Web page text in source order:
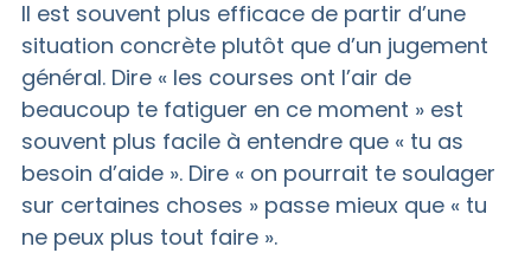
Il est souvent plus efficace de partir d’une
situation concrète plutôt que d’un jugement
général. Dire « les courses ont l’air de
beaucoup te fatiguer en ce moment » est
souvent plus facile à entendre que « tu as
besoin d’aide ». Dire « on pourrait te soulager
sur certaines choses » passe mieux que « tu
ne peux plus tout faire ».